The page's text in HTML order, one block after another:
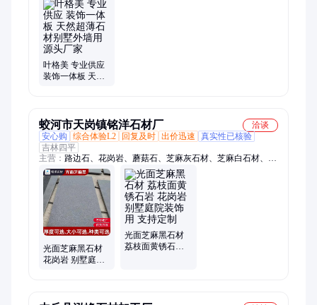
电梯井吸音板、橡塑板、橡塑管、硅酸铝管、聚氨酯板、真空
板、玻璃棉板、岩棉管
叶格美 专业供应
装饰一体板 天然
蛟河市天岗镇铭洋石材厂
洽谈
安心购
综合体验L2 回复及时 出价迅速
真实性已核验
吉林四平
主营： 路边石、花岗岩、蘑菇石、芝麻灰石材、芝麻白石材、芝
麻黑石材、吉林白石材、黄金麻石材、石岛红石材、芝麻白道牙
石、芝麻白圆角侧石、贵妃红楼梯石、花岗岩火烧板、火烧板、
路平石、路沿石、火烧面路平石、道牙石、荔枝面圆角侧石、芝
麻灰圆角侧石、树穴石、光面芝麻黑石板、光面路侧石、TF型立
沿石
光面芝麻黑石材
花岗岩 别墅庭院
光面芝麻黑石材
荔枝面黄锈石岩